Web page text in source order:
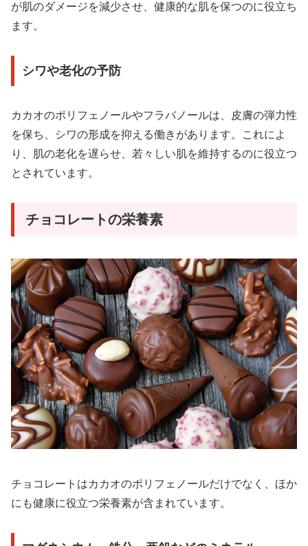
が肌のダメージを減少させ、健康的な肌を保つのに役立ち
ます。
シワや老化の予防
カカオのポリフェノールやフラバノールは、皮膚の弾力性
を保ち、シワの形成を抑える働きがあります。これによ
り、肌の老化を遅らせ、若々しい肌を維持するのに役立つ
とされています。
チョコレートの栄養素
チョコレートはカカオのポリフェノールだけでなく、ほか
にも健康に役立つ栄養素が含まれています。